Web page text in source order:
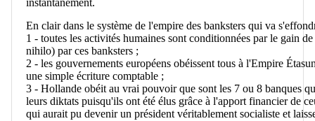
instantanément.
En clair dans le système de l'empire des banksters qui va
1 - toutes les activités humaines sont conditionnées par le gain
nihilo) par ces banksters ;
2 - les gouvernements européens obéissent tous à l'Empire
une simple écriture comptable ;
3 - Hollande obéit au vrai pouvoir que sont les 7 ou 8 banques
leurs diktats puisqu'ils ont été élus grâce à l'apport financier de
qui aurait pu devenir un président véritablement socialiste et